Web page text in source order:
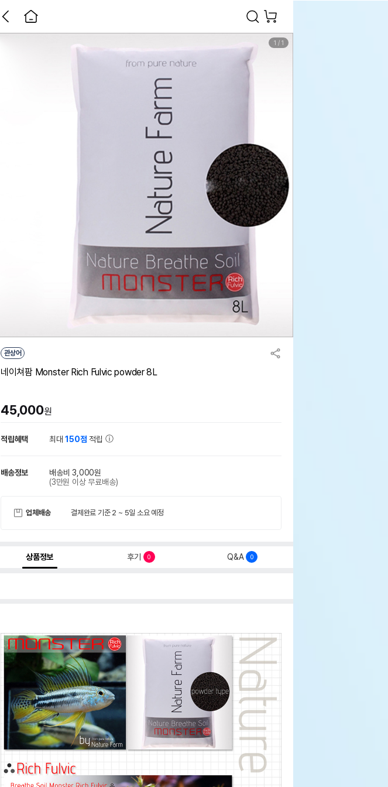
1 / 1
관상어
네이쳐팜 Monster Rich Fulvic powder 8L
45,000원
적립혜택 최대150점 적립
배송정보
배송비 3,000원
(3만원 이상 무료배송)
업체배송 결제완료 기준 2 ~ 5일 소요 예정
상품정보 후기 0 Q&A 0